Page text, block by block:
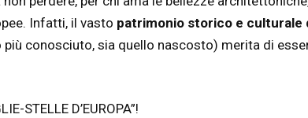
Infatti, il vasto patrimonio storico e culturale
più conosciuto, sia quello nascosto) merita di
STELLE D’EUROPA”!